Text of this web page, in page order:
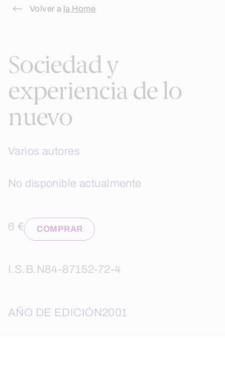
Skip
Volver a la Home
Sociedad y
experiencia de lo
nuevo
Varios autores
No disponible actualmente
6 € COMPRAR
I.S.B.N84-87152-72-4
AÑO DE EDICIÓN2001